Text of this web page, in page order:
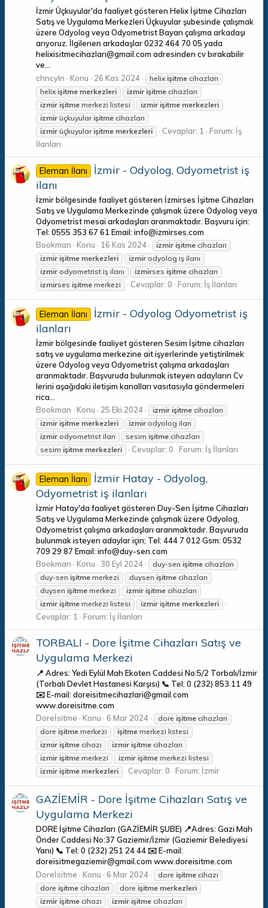
İzmir Üçkuyular'da faaliyet gösteren Helix İşitme Cihazları
Satış ve Uygulama Merkezleri Üçkuyular şubesinde çalışmak
üzere Odyolog veya Odyometrist Bayan çalışma arkadaşı
arıyoruz. İlgilenen arkadaşlar 0232 464 70 05 yada
helixisitmecihazları@gmail.com adresinden cv bırakabilir
ve...
chncyln
Konu 26 Kas 2024 helix işitme cihazları
helix işitme merkezleri izmir işitme cihazları
izmir işitme merkezi listesi izmir işitme merkezleri
izmir üçkuyular işitme cihazları
izmir üçkuyular işitme merkezleri Cevaplar: 1 Forum: İş
İlanları
Eleman İlanı
İzmir - Odyolog, Odyometrist iş
ilanı
İzmir bölgesinde faaliyet gösteren İzmirses İşitme Cihazları
Satış ve Uygulama Merkezinde çalışmak üzere Odyolog veya
Odyometrist mesai arkadaşları aranmaktadır. Başvuru için:
Tel: 0555 353 67 61 Email: info@izmirses.com
Bookman
Konu 16 Kas 2024 izmir işitme cihazları
izmir işitme merkezleri izmir odyolog iş ilanı
izmir odyometrist iş ilanı izmirses işitme cihazları
izmirses işitme merkezi Cevaplar: 0 Forum: İş İlanları
Eleman İlanı
İzmir - Odyolog Odyometrist iş
ilanları
İzmir bölgesinde faaliyet gösteren Sesim İşitme cihazları
satış ve uygulama merkezine ait işyerlerinde yetiştirilmek
üzere Odyolog veya Odyometrist çalışma arkadaşları
aranmaktadır. Başvuruda bulunmak isteyen adayların Cv
lerini aşağıdaki iletişim kanalları vasıtasıyla göndermeleri
rica...
Bookman
Konu 25 Eki 2024 izmir işitme cihazları
izmir işitme merkezleri izmir odyolog ilan
izmir odyometrist ilan sesim işitme cihazları
sesim işitme merkezleri Cevaplar: 0 Forum: İş İlanları
Eleman İlanı
İzmir Hatay - Odyolog,
Odyometrist iş ilanları
İzmir Hatay'da faaliyet gösteren Duy-Sen İşitme Cihazları
Satış ve Uygulama Merkezinde çalışmak üzere Odyolog,
Odyometrist çalışma arkadaşları aranmaktadır. Başvuruda
bulunmak isteyen adaylar için; Tel: 444 7 012 Gsm: 0532
709 29 87 Email: info@duy-sen.com
Bookman
Konu 30 Eyl 2024 duy-sen işitme cihazları
duy-sen işitme merkezi duysen işitme cihazları
duysen işitme merkezi izmir işitme cihazları
izmir işitme merkezi listesi izmir işitme merkezleri
Cevaplar: 1 Forum: İş İlanları
TORBALI - Dore İşitme Cihazları Satış ve
Uygulama Merkezi
📍 Adres: Yedi Eylül Mah Ekoten Caddesi No:5/2 Torbalı/İzmir
(Torbalı Devlet Hastanesi Karşısı) 📞 Tel: 0 (232) 853 11 49
✉️ E-mail: doreisitmecihazlari@gmail.com
www.doreisitme.com
Doreİsitme
Konu 6 Mar 2024 dore işitme cihazları
dore işitme merkezi işitme merkezi listesi
izmir işitme cihazı izmir işitme cihazları
izmir işitme merkezi izmir işitme merkezi listesi
izmir işitme merkezleri Cevaplar: 0 Forum: İzmir
GAZİEMİR - Dore İşitme Cihazları Satış ve
Uygulama Merkezi
DORE İşitme Cihazları (GAZİEMİR ŞUBE) 📍Adres: Gazi Mah
Önder Caddesi No:37 Gaziemir/İzmir (Gaziemir Belediyesi
Yanı) 📞 Tel: 0 (232) 251 24 44 ✉️ E-mail:
doreisitmegaziemir@gmail.com www.doreisitme.com
Doreİsitme
Konu 6 Mar 2024 dore işitme cihazı
dore işitme cihazları dore işitme merkezleri
izmir işitme cihazı izmir işitme cihazları